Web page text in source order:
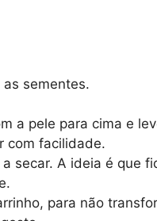
sementes.
a pele para cima e
com facilidade.
secar. A ideia é que
para não